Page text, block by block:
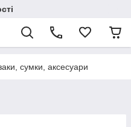
сумки, аксесуари